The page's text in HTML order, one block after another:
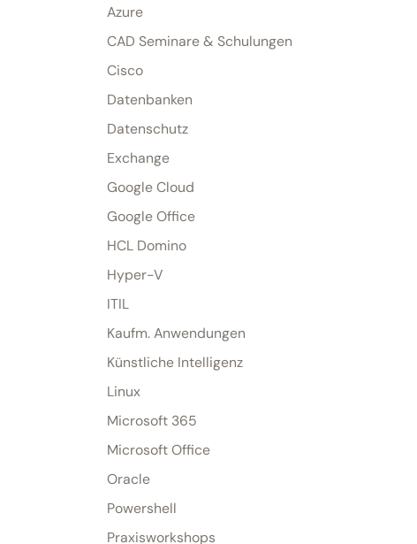
Azure
CAD Seminare & Schulungen
Cisco
Datenbanken
Datenschutz
Exchange
Google Cloud
Google Office
HCL Domino
Hyper-V
ITIL
Kaufm. Anwendungen
Künstliche Intelligenz
Linux
Microsoft 365
Microsoft Office
Oracle
Powershell
Praxisworkshops